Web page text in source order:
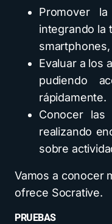
Promover
integrando la
Evaluar a los
pudiendo
rápidamente.
Conocer
realizando
sobre
Vamos a conocer
ofrece Socrative.
PRUEBAS